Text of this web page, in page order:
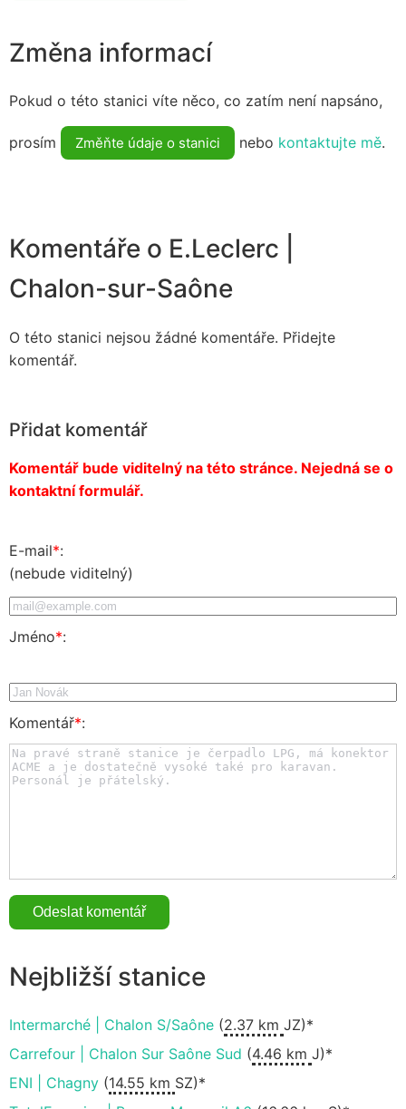
Změna informací
Pokud o této stanici víte něco, co zatím není napsáno,
prosím Změňte údaje o stanici nebo kontaktujte mě.
Komentáře o E.Leclerc |
Chalon-sur-Saône
O této stanici nejsou žádné komentáře. Přidejte
komentář.
Přidat komentář
Komentář bude viditelný na této stránce. Nejedná se o
kontaktní formulář.
E-mail*:
(nebude viditelný)
Jméno*:
Komentář*:
Nejbližší stanice
Intermarché | Chalon S/Saône (2.37 km JZ)*
Carrefour | Chalon Sur Saône Sud (4.46 km J)*
ENI | Chagny (14.55 km SZ)*